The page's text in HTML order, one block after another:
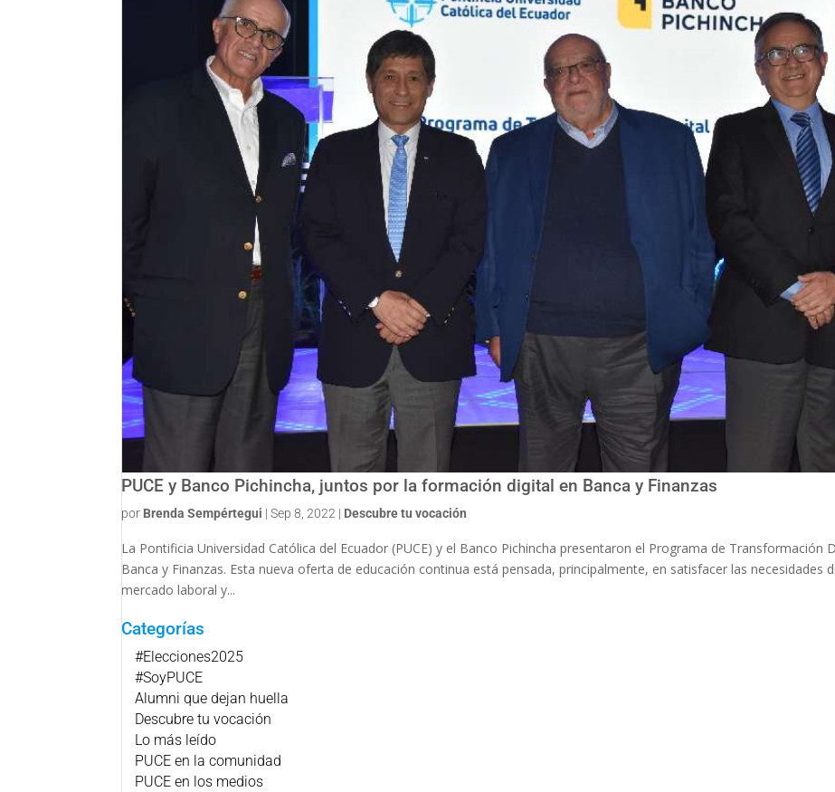
PUCE y Banco Pichincha, juntos por la formación digital en Banca y Finanzas
por Brenda Sempértegui |Sep 8, 2022 | Descubre tu vocación
La Pontificia Universidad Católica del Ecuador (PUCE) y el Banco Pichincha presentaron el Programa de Transformación
Banca y Finanzas. Esta nueva oferta de educación continua está pensada, principalmente, en satisfacer las necesidades
mercado laboral y...
Categorías
#Elecciones2025
#SoyPUCE
Alumni que dejan huella
Descubre tu vocación
Lo más leído
PUCE en la comunidad
PUCE en los medios